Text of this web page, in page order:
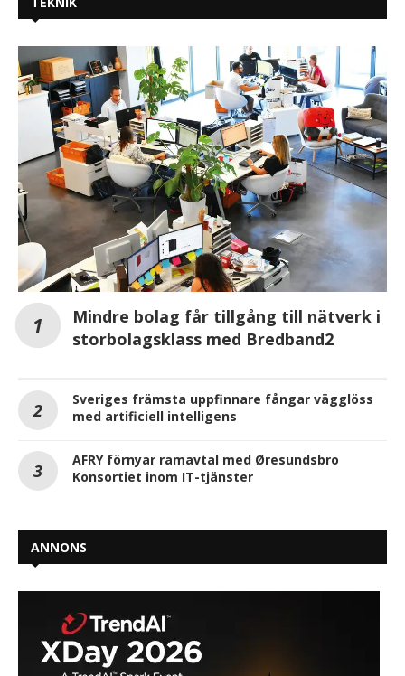
Mindre bolag får tillgång till nätverk i
storbolagsklass med Bredband2
Sveriges främsta uppfinnare fångar vägglöss
med artificiell intelligens
AFRY förnyar ramavtal med Øresundsbro
Konsortiet inom IT-tjänster
ANNONS